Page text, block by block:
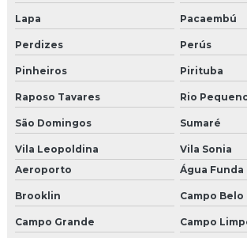
Empresa de cftv em recife
Empresa de controle de acesso
Empresa especializada em infraestrutura
Empresa de instalação de câmeras e
Empresa de instalação de câmeras de
Lapa Pacaembú
Perdizes Perús
Pinheiros Pirituba
Raposo Tavares Rio
São Domingos Sumaré
Vila Leopoldina
Vila Sonia
Aeroporto
Água Funda
Brooklin Campo Belo
Campo Grande Campo